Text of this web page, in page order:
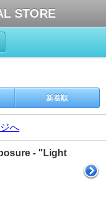
STORE
新着順
へ
- "Light